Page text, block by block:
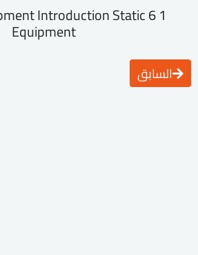
Introduction Static
Equipment
السابق